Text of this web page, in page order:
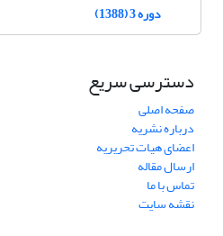
دوره 3 (1388)
دسترسی سریع
صفحه اصلی
درباره نشریه
اعضای هیات تحریریه
ارسال مقاله
تماس با ما
نقشه سایت